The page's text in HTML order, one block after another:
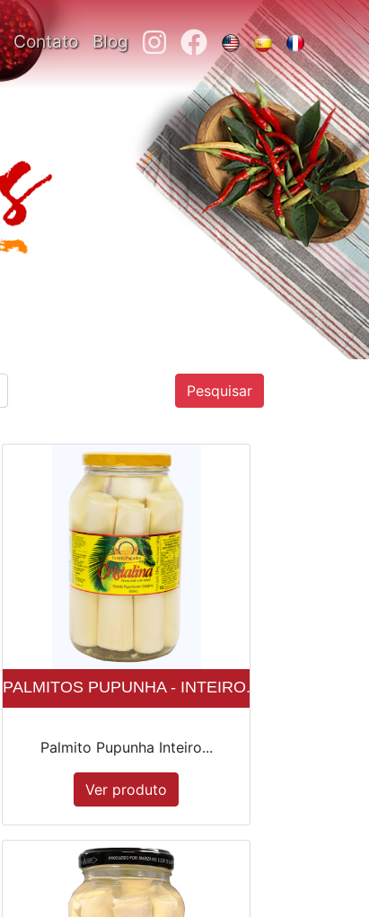
Contato Blog
Pesquisar
PALMITOS PUPUNHA - INTEIRO...
Palmito Pupunha Inteiro...
Ver produto